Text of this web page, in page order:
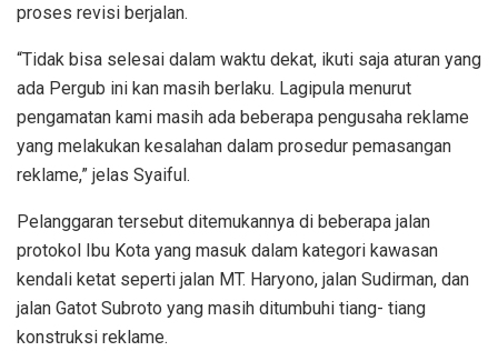
proses revisi berjalan.
“Tidak bisa selesai dalam waktu dekat, ikuti saja aturan yang
ada Pergub ini kan masih berlaku. Lagipula menurut
pengamatan kami masih ada beberapa pengusaha reklame
yang melakukan kesalahan dalam prosedur pemasangan
reklame,” jelas Syaiful.
Pelanggaran tersebut ditemukannya di beberapa jalan
protokol Ibu Kota yang masuk dalam kategori kawasan
kendali ketat seperti jalan MT. Haryono, jalan Sudirman, dan
jalan Gatot Subroto yang masih ditumbuhi tiang- tiang
konstruksi reklame.